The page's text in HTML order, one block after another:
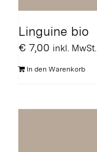
Linguine bio
€ 7,00 inkl. MwSt.
In den Warenkorb